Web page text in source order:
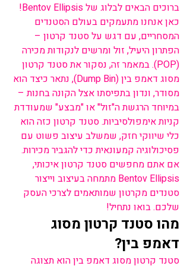
ברוכים הבאים לבלוג של Bentov Ellipsis!
כאן אנחנו מתעמקים בעולם הסטנדים
המסחריים, עם דגש על סטנד קרטון –
הפתרון היעיל, זול ומרשים לנקודות מכירה
(POP). במאמר זה, נסקור את סטנד קרטון
מסוג דאמפ בין (Dump Bin), נתאר כיצד הוא
מסודר, ונדון בתפיסתו אצל הקונה בחנות –
במיוחד הרגשת ה"זול" או "מבצע" שמעודדת
קניות אימפולסיביות. סטנד קרטון כזה הוא
כלי שיווקי חזק, שמשלב עיצוב פשוט עם
פסיכולוגיה קמעונאית כדי להגביר מכירות.
אם אתם מחפשים סטנד קרטון איכותי,
Bentov Ellipsis מתמחה בעיצוב וייצור
סטנדים מקרטון שמותאמים לצרכי העסק
שלכם. בואו נתחיל!
מהו סטנד קרטון מסוג
דאמפ בין?
סטנד קרטון מסוג דאמפ בין הוא תצוגה